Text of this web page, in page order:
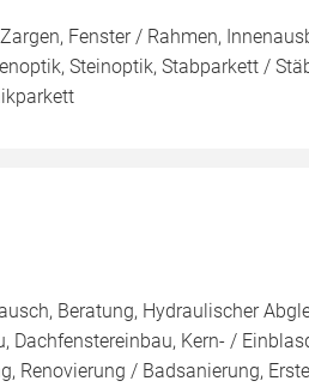
Fenster / Rahmen,
Steinoptik, Stabparkett /
Beratung, Hydraulischer
Dachfenstereinbau, Kern- /
Renovierung / Badsanierung,